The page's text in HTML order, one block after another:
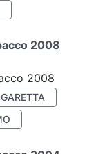
2008
2008